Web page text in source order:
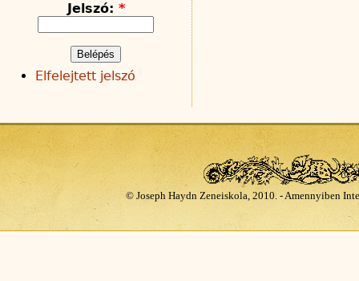
Jelszó: *
Elfelejtett jelszó
© Joseph Haydn Zeneiskola, 2010. - Amennyiben